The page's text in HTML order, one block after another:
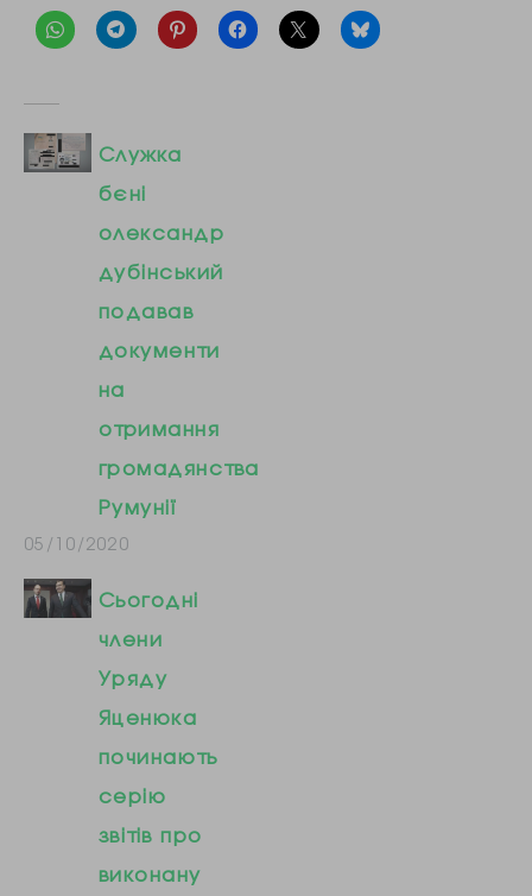
Служка
бєні
олександр
дубінський
подавав
документи
на
отримання
громадянства
Румунії
05/10/2020
Сьогодні
члени
Уряду
Яценюка
починають
серію
звітів про
виконану